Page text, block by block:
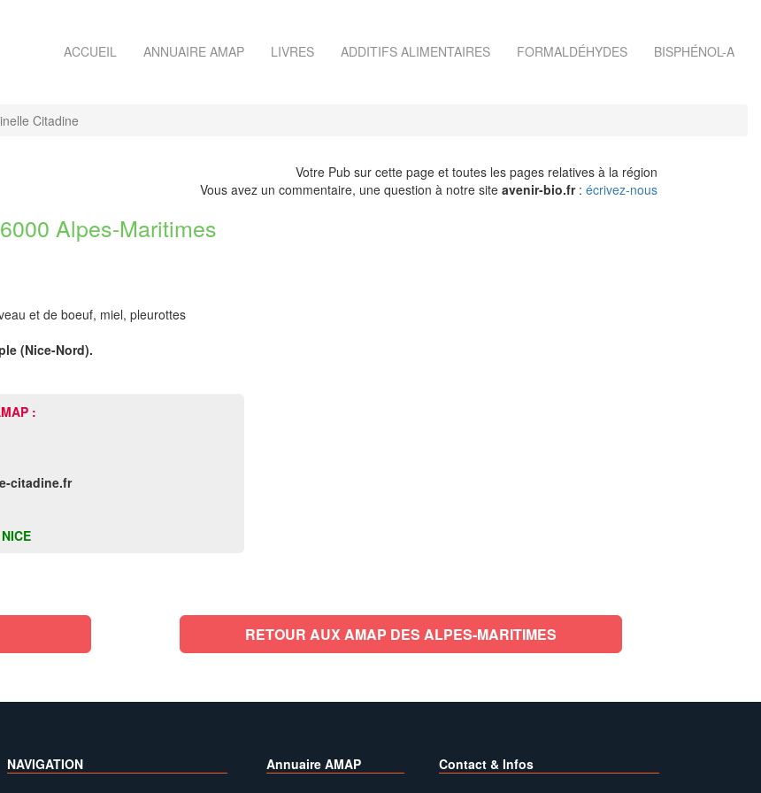
ACCUEIL ANNUAIRE AMAP LIVRES ADDITIFS ALIMENTAIRES FORMALDÉHYDES BISPHÉNOL-A
Citadine
Votre Pub sur cette page et toutes les pages relatives à la région
Vous avez un commentaire, une question à notre site avenir-bio.fr: écrivez-nous
Alpes-Maritimes
et de boeuf, miel, pleurottes
(Nice-Nord).
:
citadine.fr
RETOUR AUX AMAP DES ALPES-MARITIMES
NAVIGATION Annuaire AMAP Contact & Infos